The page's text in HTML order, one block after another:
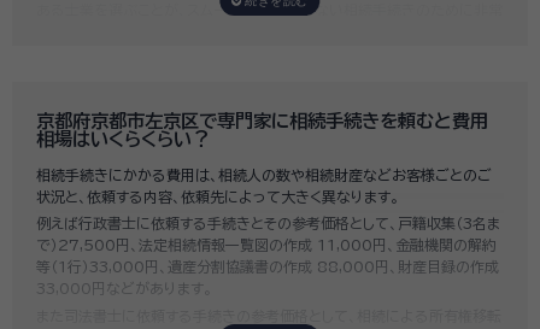
ある士業を選ぶことが、スムーズで間違いのない相続手続きのために非常
京都府京都市左京区で専門家に相続手続きを頼むと費用
相場はいくらくらい？
相続手続きにかかる費用は、相続人の数や相続財産などお客様ごとのご
状況と、依頼する内容、依頼先によって大きく異なります。
例えば行政書士に依頼する手続きとその参考価格として、戸籍収集（3名ま
で）27,500円、法定相続情報一覧図の作成 11,000円、金融機関の解約
等（1行）33,000円、遺産分割協議書の作成 88,000円、財産目録の作成
33,000円などがあります。